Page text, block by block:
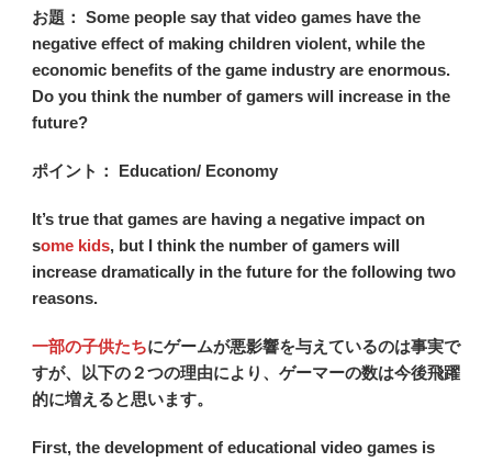
お題： Some people say that video games have the
negative effect of making children violent, while the
economic benefits of the game industry are enormous.
Do you think the number of gamers will increase in the
future?
ポイント： Education/ Economy
It’s true that games are having a negative impact on
some kids, but I think the number of gamers will
increase dramatically in the future for the following two
reasons.
一部の子供たちにゲームが悪影響を与えているのは事実で
すが、以下の２つの理由により、ゲーマーの数は今後飛躍
的に増えると思います。
First, the development of educational video games is